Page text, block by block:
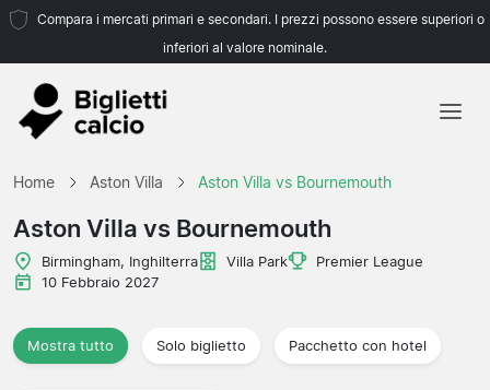
Compara i mercati primari e secondari. I prezzi possono essere superiori o
inferiori al valore nominale.
Home Aston Villa Aston Villa vs Bournemouth
Aston Villa vs Bournemouth
Birmingham, Inghilterra Villa Park
Premier League
10 Febbraio 2027
Mostra tutto Solo biglietto Pacchetto con hotel